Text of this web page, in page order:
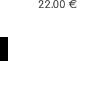
22.00€